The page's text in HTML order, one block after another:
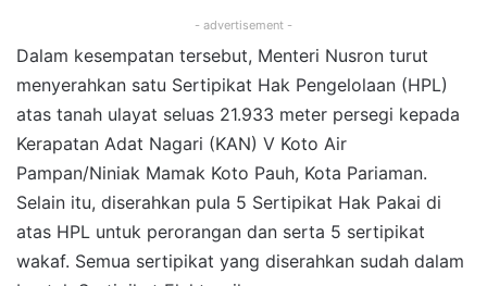
- advertisement -
Dalam kesempatan tersebut, Menteri Nusron turut
menyerahkan satu Sertipikat Hak Pengelolaan (HPL)
atas tanah ulayat seluas 21.933 meter persegi kepada
Kerapatan Adat Nagari (KAN) V Koto Air
Pampan/Niniak Mamak Koto Pauh, Kota Pariaman.
Selain itu, diserahkan pula 5 Sertipikat Hak Pakai di
atas HPL untuk perorangan dan serta 5 sertipikat
wakaf. Semua sertipikat yang diserahkan sudah dalam